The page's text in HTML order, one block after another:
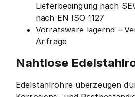
Lieferbedingung nach
nach EN ISO 1127
Vorratsware lagernd –
Anfrage
Nahtlose
Edelstahlrohre überzeugen